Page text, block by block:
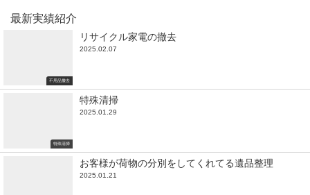
最新実績紹介
不用品撤去
リサイクル家電の撤去
2025.02.07
特殊清掃
特殊清掃
2025.01.29
お客様が荷物の分別をしてくれてる遺品整理
2025.01.21